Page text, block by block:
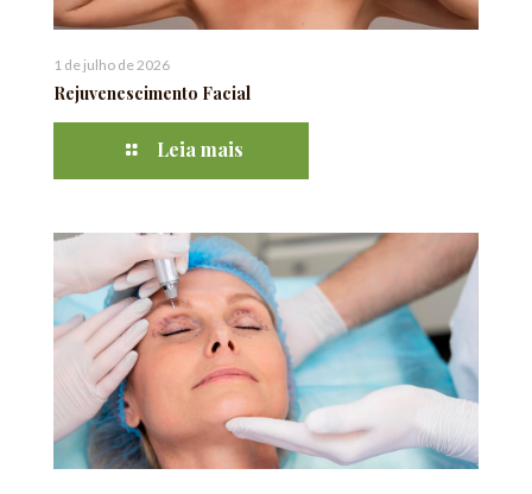
1 de julho de 2026
Rejuvenescimento Facial
Leia mais